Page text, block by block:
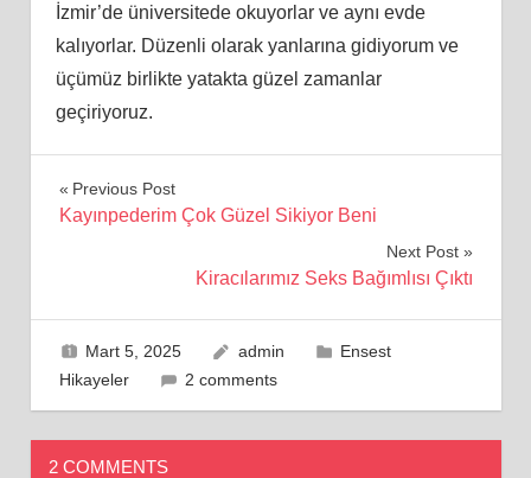
İzmir’de üniversitede okuyorlar ve aynı evde
kalıyorlar. Düzenli olarak yanlarına gidiyorum ve
üçümüz birlikte yatakta güzel zamanlar
geçiriyoruz.
Yazı
Previous Post
Kayınpederim Çok Güzel Sikiyor Beni
Next Post
Kiracılarımız Seks Bağımlısı Çıktı
Mart 5, 2025 admin
Ensest
Hikayeler
2 comments
2 COMMENTS